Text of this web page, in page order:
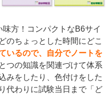
方！コンパクトなB6サイ
のちょっとした時間にどこ
いるので、自分でノートを
つの知識を関連づけて体系
みをしたり、色付けをした
代わりに試験当日まで「ど